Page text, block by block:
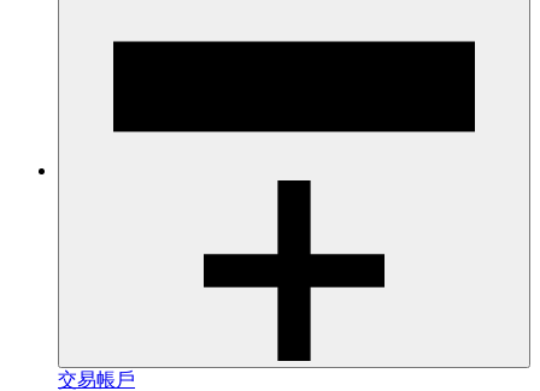
交易帳戶